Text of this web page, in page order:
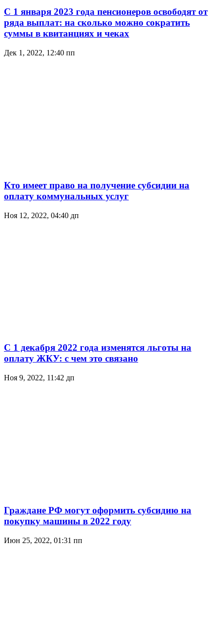
С 1 января 2023 года пенсионеров освободят от
ряда выплат: на сколько можно сократить
суммы в квитанциях и чеках
Дек 1, 2022, 12:40 пп
Кто имеет право на получение субсидии на
оплату коммунальных услуг
Ноя 12, 2022, 04:40 дп
С 1 декабря 2022 года изменятся льготы на
оплату ЖКУ: с чем это связано
Ноя 9, 2022, 11:42 дп
Граждане РФ могут оформить субсидию на
покупку машины в 2022 году
Июн 25, 2022, 01:31 пп